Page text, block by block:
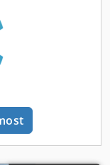
területen
teszi
kompozitok
akár 3 különböző
és
a
Azonnal
szükség
-
- RESET funkció